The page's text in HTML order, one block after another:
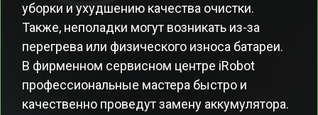
уборки и ухудшению качества очистки.
Также, неполадки могут возникать из-за
перегрева или физического износа батареи.
В фирменном сервисном центре iRobot
профессиональные мастера быстро и
качественно проведут замену аккумулятора.